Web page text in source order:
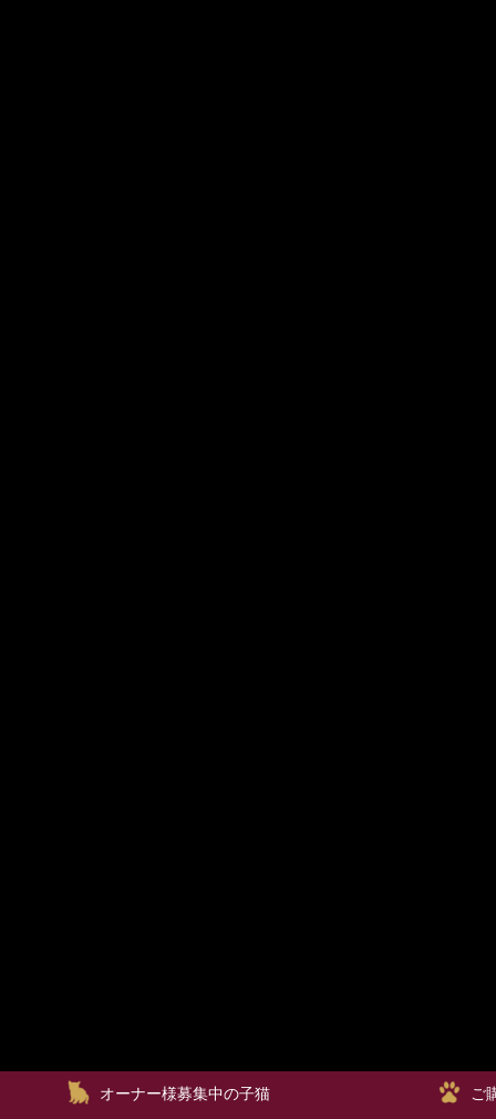
オーナー様募集中の子猫 ご